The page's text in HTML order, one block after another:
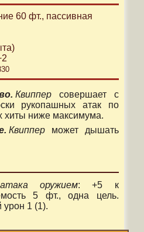
60 фт., пассивная
2
Квипперсовершает с
рукопашных атак по
хиты ниже максимума.
Квипперможет дышать
оружием: +5 к
5 фт., одна цель.
1 (1).